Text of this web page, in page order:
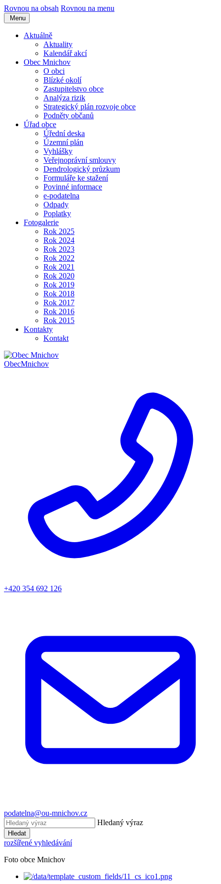
Rovnou na obsah Rovnou na menu
Menu
Aktuálně
Aktuality
Kalendář akcí
Obec Mnichov
O obci
Blízké okolí
Zastupitelstvo obce
Analýza rizik
Strategický plán rozvoje obce
Podněty občanů
Úřad obce
Úřední deska
Územní plán
Vyhlášky
Veřejnoprávní smlouvy
Dendrologický průzkum
Formuláře ke stažení
Povinné informace
e-podatelna
Odpady
Poplatky
Fotogalerie
Rok 2025
Rok 2024
Rok 2023
Rok 2022
Rok 2021
Rok 2020
Rok 2019
Rok 2018
Rok 2017
Rok 2016
Rok 2015
Kontakty
Kontakt
ObecMnichov
+420 354 692 126
podatelna@ou-mnichov.cz
Hledaný výraz
Hledat
rozšířené vyhledávání
Foto obce Mnichov